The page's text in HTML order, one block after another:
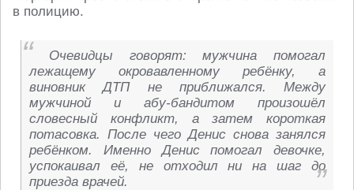
в полицию.
Очевидцы говорят: мужчина помогал
лежащему окровавленному ребёнку, а
виновник ДТП не приближался. Между
мужчиной и абу-бандитом произошёл
словесный конфликт, а затем короткая
потасовка. После чего Денис снова занялся
ребёнком. Именно Денис помогал девочке,
успокаивал её, не отходил ни на шаг до
приезда врачей.